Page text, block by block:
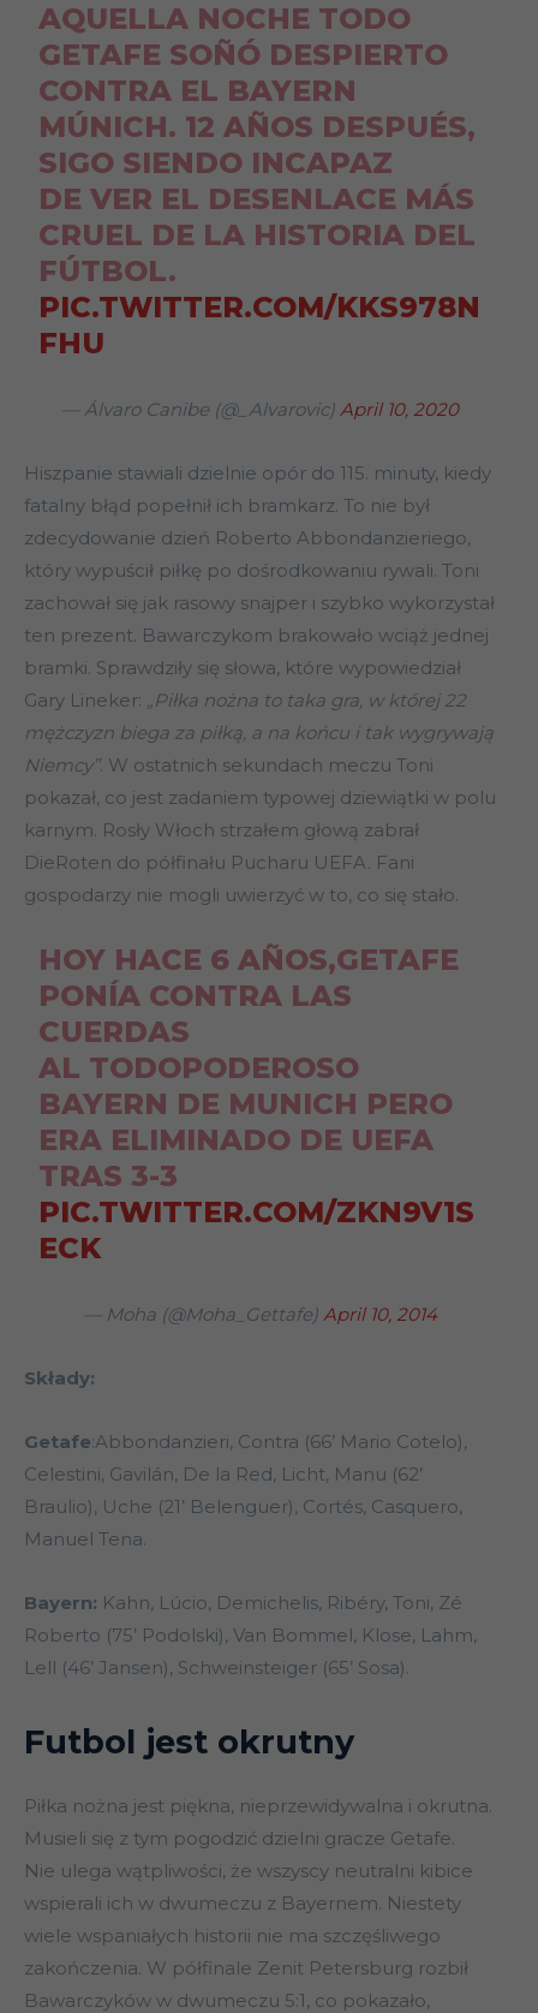
AQUELLA NOCHE TODO
GETAFE SOÑÓ DESPIERTO
CONTRA EL BAYERN
MÚNICH. 12 AÑOS DESPUÉS,
SIGO SIENDO INCAPAZ
DE VER EL DESENLACE MÁS
CRUEL DE LA HISTORIA DEL
FÚTBOL.
PIC.TWITTER.COM/KKS978N
FHU
— Álvaro Canibe (@_Alvarovic) April 10, 2020
Hiszpanie stawiali dzielnie opór do 115. minuty, kiedy
fatalny błąd popełnił ich bramkarz. To nie był
zdecydowanie dzień Roberto Abbondanzieriego,
który wypuścił piłkę po dośrodkowaniu rywali. Toni
zachował się jak rasowy snajper i szybko wykorzystał
ten prezent. Bawarczykom brakowało wciąż jednej
bramki. Sprawdziły się słowa, które wypowiedział
Gary Lineker: „Piłka nożna to taka gra, w której 22
mężczyzn biega za piłką, a na końcu i tak wygrywają
Niemcy”. W ostatnich sekundach meczu Toni
pokazał, co jest zadaniem typowej dziewiątki w polu
karnym. Rosły Włoch strzałem głową zabrał
DieRoten do półfinału Pucharu UEFA. Fani
gospodarzy nie mogli uwierzyć w to, co się stało.
HOY HACE 6 AÑOS,GETAFE
PONÍA CONTRA LAS
CUERDAS
AL TODOPODEROSO
BAYERN DE MUNICH PERO
ERA ELIMINADO DE UEFA
TRAS 3-3
PIC.TWITTER.COM/ZKN9V1S
ECK
— Moha (@Moha_Gettafe) April 10, 2014
Składy:
Getafe:Abbondanzieri, Contra (66’ Mario Cotelo),
Celestini, Gavilán, De la Red, Licht, Manu (62’
Braulio), Uche (21’ Belenguer), Cortés, Casquero,
Manuel Tena.
Bayern: Kahn, Lúcio, Demichelis, Ribéry, Toni, Zé
Roberto (75’ Podolski), Van Bommel, Klose, Lahm,
Lell (46’ Jansen), Schweinsteiger (65’ Sosa).
Futbol jest okrutny
Piłka nożna jest piękna, nieprzewidywalna i okrutna.
Musieli się z tym pogodzić dzielni gracze Getafe.
Nie ulega wątpliwości, że wszyscy neutralni kibice
wspierali ich w dwumeczu z Bayernem. Niestety
wiele wspaniałych historii nie ma szczęśliwego
zakończenia. W półfinale Zenit Petersburg rozbił
Bawarczyków w dwumeczu 5:1, co pokazało,